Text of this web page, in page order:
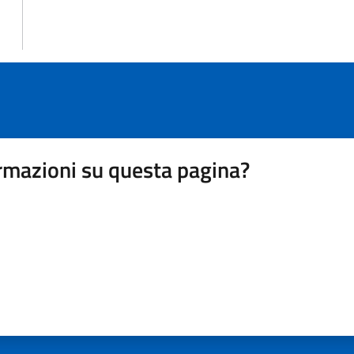
su questa pagina?